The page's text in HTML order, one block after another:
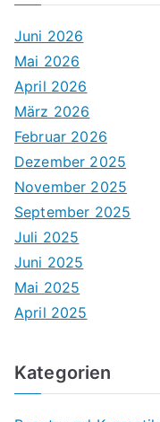
Juni 2026
Mai 2026
April 2026
März 2026
Februar 2026
Dezember 2025
November 2025
September 2025
Juli 2025
Juni 2025
Mai 2025
April 2025
Kategorien